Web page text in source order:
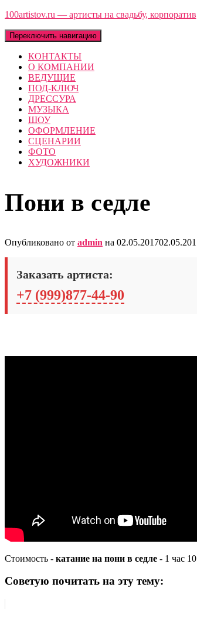
100artistov.ru — артисты на свадьбу,
Переключить навигацию
КОНТАКТЫ
О КОМПАНИИ
ВЕДУЩИЕ
ПОД-КЛЮЧ
ДРЕССУРА
МУЗЫКА
ШОУ
ОФОРМЛЕНИЕ
СЦЕНАРИИ
ФОТО
ХУДОЖНИКИ
Пони в седле
Опубликовано от admin на 02.05.2017
Заказать артиста:
+7 (999)877-44-90
Стоимость - катание на пони в седле - 1 час
Советую почитать на эту тему: